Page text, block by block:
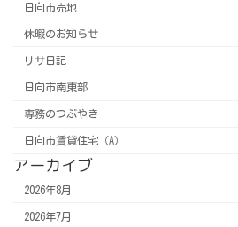
日向市売地
休暇のお知らせ
リサ日記
日向市南東部
専務のつぶやき
日向市賃貸住宅（A）
アーカイブ
2026年8月
2026年7月